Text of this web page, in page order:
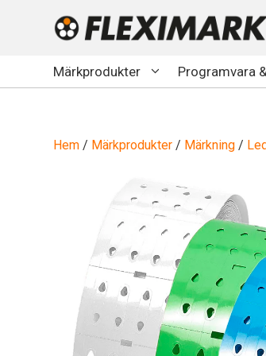
Märkprodukter Programvara
Hem / Märkprodukter / Märkning /